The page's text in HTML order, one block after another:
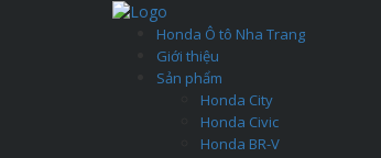
Honda Ô tô Nha Trang
Giới thiệu
Sản phẩm
Honda City
Honda Civic
Honda BR-V